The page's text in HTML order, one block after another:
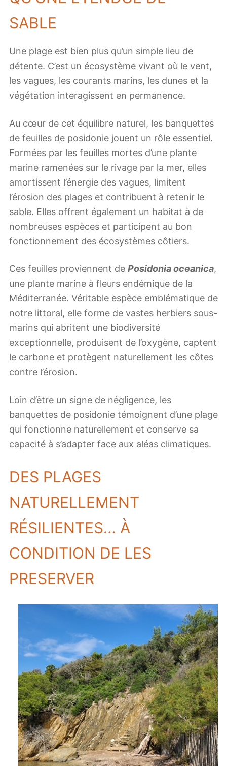
SABLE
Une plage est bien plus qu’un simple lieu de
détente. C’est un écosystème vivant où le vent,
les vagues, les courants marins, les dunes et la
végétation interagissent en permanence.
Au cœur de cet équilibre naturel, les banquettes
de feuilles de posidonie jouent un rôle essentiel.
Formées par les feuilles mortes d’une plante
marine ramenées sur le rivage par la mer, elles
amortissent l’énergie des vagues, limitent
l’érosion des plages et contribuent à retenir le
sable. Elles offrent également un habitat à de
nombreuses espèces et participent au bon
fonctionnement des écosystèmes côtiers.
Ces feuilles proviennent de Posidonia oceanica,
une plante marine à fleurs endémique de la
Méditerranée. Véritable espèce emblématique de
notre littoral, elle forme de vastes herbiers sous-
marins qui abritent une biodiversité
exceptionnelle, produisent de l’oxygène, captent
le carbone et protègent naturellement les côtes
contre l’érosion.
Loin d’être un signe de négligence, les
banquettes de posidonie témoignent d’une plage
qui fonctionne naturellement et conserve sa
capacité à s’adapter face aux aléas climatiques.
DES PLAGES
NATURELLEMENT
RÉSILIENTES… À
CONDITION DE LES
PRESERVER